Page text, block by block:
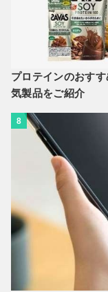
プロテインのおす
気製品をご紹介
8